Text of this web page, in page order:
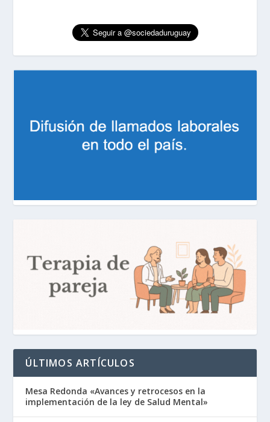
ÚLTIMOS ARTÍCULOS
Mesa Redonda «Avances y retrocesos en la
implementación de la ley de Salud Mental»